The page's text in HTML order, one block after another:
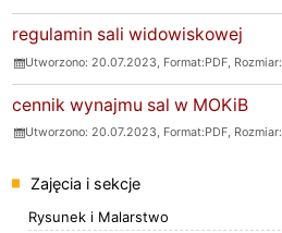
regulamin sali widowiskowej
Utworzono: 20.07.2023, Format:PDF, Rozmiar:
cennik wynajmu sal w MOKiB
Utworzono: 20.07.2023, Format:PDF, Rozmiar:
Menu
Zajęcia i sekcje
Rysunek i Malarstwo